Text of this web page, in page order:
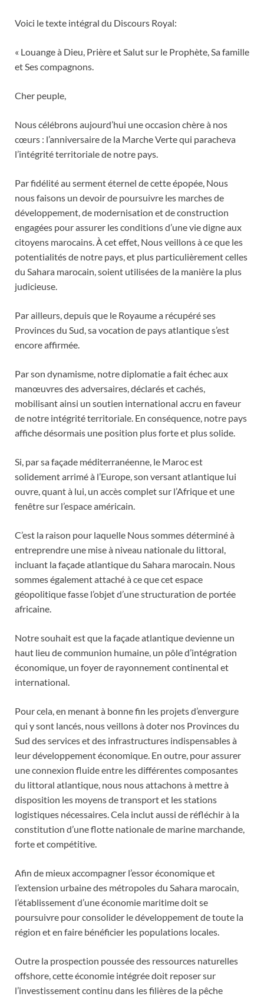
Voici le texte intégral du Discours Royal:
« Louange à Dieu, Prière et Salut sur le Prophète, Sa famille
et Ses compagnons.
Cher peuple,
Nous célébrons aujourd’hui une occasion chère à nos
cœurs : l’anniversaire de la Marche Verte qui paracheva
l’intégrité territoriale de notre pays.
Par fidélité au serment éternel de cette épopée, Nous
nous faisons un devoir de poursuivre les marches de
développement, de modernisation et de construction
engagées pour assurer les conditions d’une vie digne aux
citoyens marocains. À cet effet, Nous veillons à ce que les
potentialités de notre pays, et plus particulièrement celles
du Sahara marocain, soient utilisées de la manière la plus
judicieuse.
Par ailleurs, depuis que le Royaume a récupéré ses
Provinces du Sud, sa vocation de pays atlantique s’est
encore affirmée.
Par son dynamisme, notre diplomatie a fait échec aux
manœuvres des adversaires, déclarés et cachés,
mobilisant ainsi un soutien international accru en faveur
de notre intégrité territoriale. En conséquence, notre pays
affiche désormais une position plus forte et plus solide.
Si, par sa façade méditerranéenne, le Maroc est
solidement arrimé à l’Europe, son versant atlantique lui
ouvre, quant à lui, un accès complet sur l’Afrique et une
fenêtre sur l’espace américain.
C’est la raison pour laquelle Nous sommes déterminé à
entreprendre une mise à niveau nationale du littoral,
incluant la façade atlantique du Sahara marocain. Nous
sommes également attaché à ce que cet espace
géopolitique fasse l’objet d’une structuration de portée
africaine.
Notre souhait est que la façade atlantique devienne un
haut lieu de communion humaine, un pôle d’intégration
économique, un foyer de rayonnement continental et
international.
Pour cela, en menant à bonne fin les projets d’envergure
qui y sont lancés, nous veillons à doter nos Provinces du
Sud des services et des infrastructures indispensables à
leur développement économique. En outre, pour assurer
une connexion fluide entre les différentes composantes
du littoral atlantique, nous nous attachons à mettre à
disposition les moyens de transport et les stations
logistiques nécessaires. Cela inclut aussi de réfléchir à la
constitution d’une flotte nationale de marine marchande,
forte et compétitive.
Afin de mieux accompagner l’essor économique et
l’extension urbaine des métropoles du Sahara marocain,
l’établissement d’une économie maritime doit se
poursuivre pour consolider le développement de toute la
région et en faire bénéficier les populations locales.
Outre la prospection poussée des ressources naturelles
offshore, cette économie intégrée doit reposer sur
l’investissement continu dans les filières de la pêche